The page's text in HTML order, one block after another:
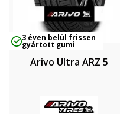
3 éven belül frissen
gyártott gumi
Arivo Ultra ARZ 5